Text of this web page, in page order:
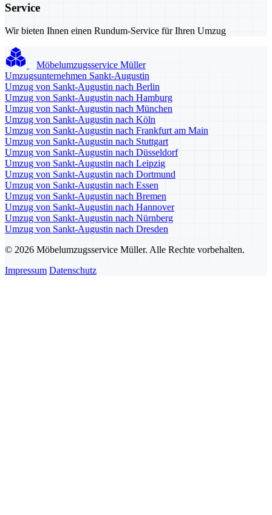
Service
Wir bieten Ihnen einen Rundum-Service für Ihren Umzug
Möbelumzugsservice Müller
Umzugsunternehmen Sankt-Augustin
Umzug von Sankt-Augustin nach Berlin
Umzug von Sankt-Augustin nach Hamburg
Umzug von Sankt-Augustin nach München
Umzug von Sankt-Augustin nach Köln
Umzug von Sankt-Augustin nach Frankfurt am Main
Umzug von Sankt-Augustin nach Stuttgart
Umzug von Sankt-Augustin nach Düsseldorf
Umzug von Sankt-Augustin nach Leipzig
Umzug von Sankt-Augustin nach Dortmund
Umzug von Sankt-Augustin nach Essen
Umzug von Sankt-Augustin nach Bremen
Umzug von Sankt-Augustin nach Hannover
Umzug von Sankt-Augustin nach Nürnberg
Umzug von Sankt-Augustin nach Dresden
© 2026 Möbelumzugsservice Müller. Alle Rechte vorbehalten.
Impressum Datenschutz